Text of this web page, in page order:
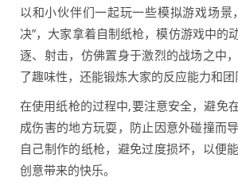
以和小伙伴们一起玩一些模拟游戏场景
决”，大家拿着自制纸枪，模仿游戏中的
逐、射击，仿佛置身于激烈的战场之中
了趣味性，还能锻炼大家的反应能力和团
在使用纸枪的过程中,要注意安全，避免
成伤害的地方玩耍，防止因意外碰撞而
自己制作的纸枪，避免过度损坏，以便
创意带来的快乐。